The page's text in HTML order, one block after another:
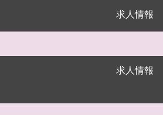
求人情報
求人情報